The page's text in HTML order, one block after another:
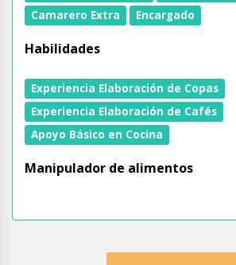
Camarero Extra
Encargado
Habilidades
Experiencia Elaboración de Copas
Experiencia Elaboración de Cafés
Apoyo Básico en Cocina
Manipulador de alimentos